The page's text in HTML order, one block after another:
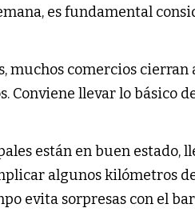
es fundamental
muchos comercios
Conviene llevar lo básico
están en buen estado,
algunos kilómetros
evita sorpresas con el